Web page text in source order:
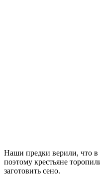
Наши предки верили, что в
поэтому крестьяне
заготовить сено.